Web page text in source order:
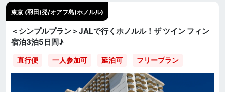
東京 (羽田)発/オアフ島(ホノルル)
＜シンプルプラン＞JALで行くホノルル！ザ ツイン フィン
宿泊3泊5日間♪
直行便 一人参加可 延泊可 フリープラン